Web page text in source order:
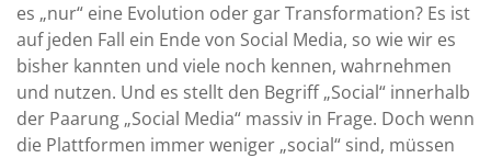
es „nur“ eine Evolution oder gar Transformation? Es ist
auf jeden Fall ein Ende von Social Media, so wie wir es
bisher kannten und viele noch kennen, wahrnehmen
und nutzen. Und es stellt den Begriff „Social“ innerhalb
der Paarung „Social Media“ massiv in Frage. Doch wenn
die Plattformen immer weniger „social“ sind, müssen